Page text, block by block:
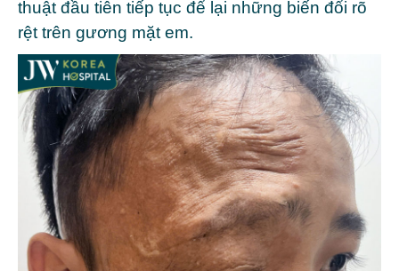
thuật đầu tiên tiếp tục để lại những biến đổi rõ
rệt trên gương mặt em.